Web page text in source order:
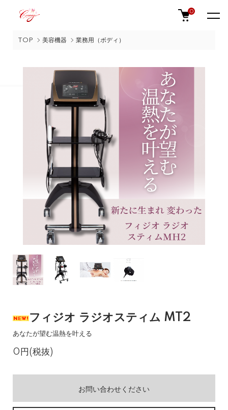
0
TOP 美容機器 業務用（ボディ）
フィジオ ラジオスティム MT2
あなたが望む温熱を叶える
0円(税抜)
お問い合わせください